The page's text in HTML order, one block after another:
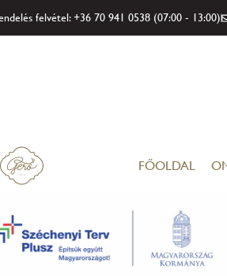
felvétel: +36 70 941 0538 (07:00 - 13:00)
FŐOLDAL